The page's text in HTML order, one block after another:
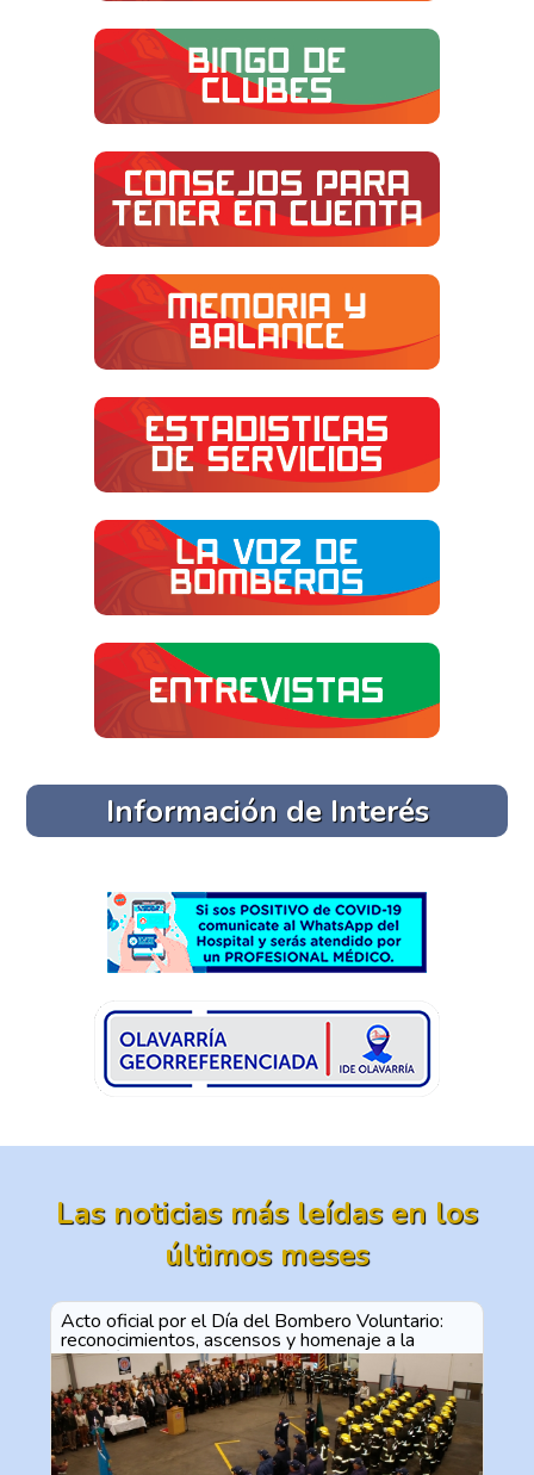
Información de Interés
Las noticias más leídas en los
últimos meses
Acto oficial por el Día del Bombero Voluntario:
reconocimientos, ascensos y homenaje a la
vocación de servicio